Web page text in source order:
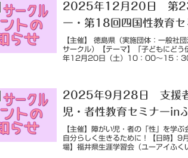
2025年12月20日 第23
ー・第18回四国性教育セ
【主催】 徳島県（実施団体：一般社
サークル）【テーマ】「子どもにど
年12月20日（土）10：00～15：30
2025年9月28日 支援者
児・者性教育セミナーin
【主催】障がい児・者の「性」を学
自分らしく生きるために！【日時
場】福井県生涯学習会（ユーアイふ